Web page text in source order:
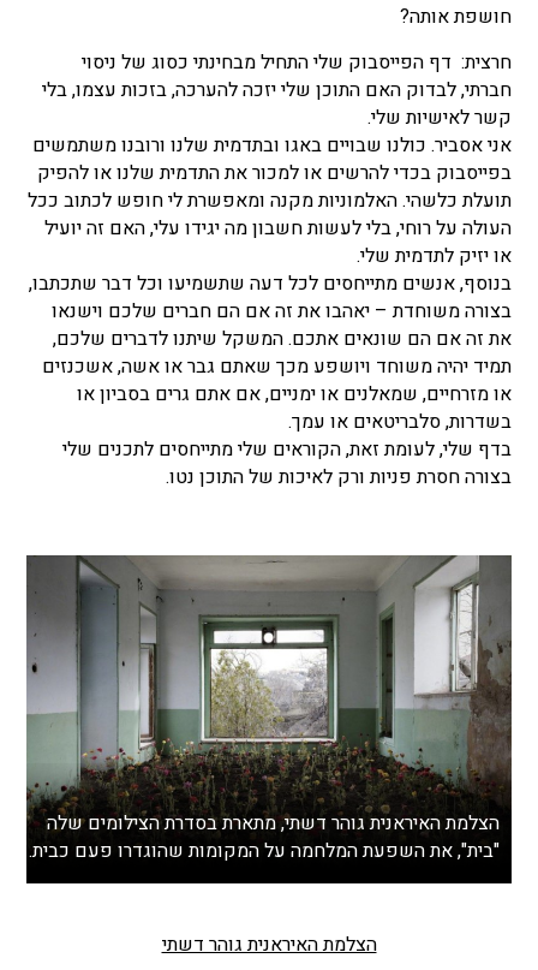
חושפת אותה?
חרצית: דף הפייסבוק שלי התחיל מבחינתי כסוג של ניסוי
חברתי, לבדוק האם התוכן שלי יזכה להערכה, בזכות עצמו, בלי
קשר לאישיות שלי.
אני אסביר. כולנו שבויים באגו ובתדמית שלנו ורובנו משתמשים
בפייסבוק בכדי להרשים או למכור את התדמית שלנו או להפיק
תועלת כלשהי. האלמוניות מקנה ומאפשרת לי חופש לכתוב ככל
העולה על רוחי, בלי לעשות חשבון מה יגידו עלי, האם זה יועיל
או יזיק לתדמית שלי.
בנוסף, אנשים מתייחסים לכל דעה שתשמיעו וכל דבר שתכתבו,
בצורה משוחדת – יאהבו את זה אם הם חברים שלכם וישנאו
את זה אם הם שונאים אתכם. המשקל שיתנו לדברים שלכם,
תמיד יהיה משוחד ויושפע מכך שאתם גבר או אשה, אשכנזים
או מזרחיים, שמאלנים או ימניים, אם אתם גרים בסביון או
בשדרות, סלבריטאים או עמך.
בדף שלי, לעומת זאת, הקוראים שלי מתייחסים לתכנים שלי
בצורה חסרת פניות ורק לאיכות של התוכן נטו.
הצלמת האיראנית גוהר דשתי, מתארת בסדרת הצילומים שלה
"בית", את השפעת המלחמה על המקומות שהוגדרו פעם כבית.
הצלמת האיראנית גוהר דשתי